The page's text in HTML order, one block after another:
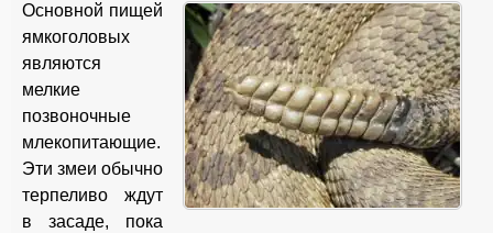
Основной пищей
ямкоголовых
являются
мелкие
позвоночные
млекопитающие.
Эти змеи обычно
терпеливо ждут
в засаде, пока